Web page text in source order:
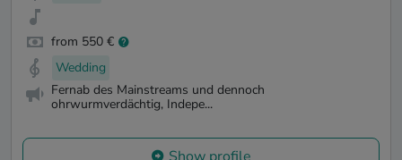
from 550 €
Wedding
Fernab des Mainstreams und dennoch
ohrwurmverdächtig, Indepe...